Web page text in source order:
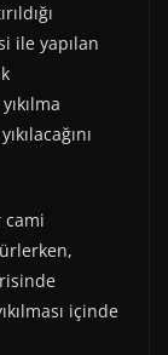
ile yapılan
cami
içinde